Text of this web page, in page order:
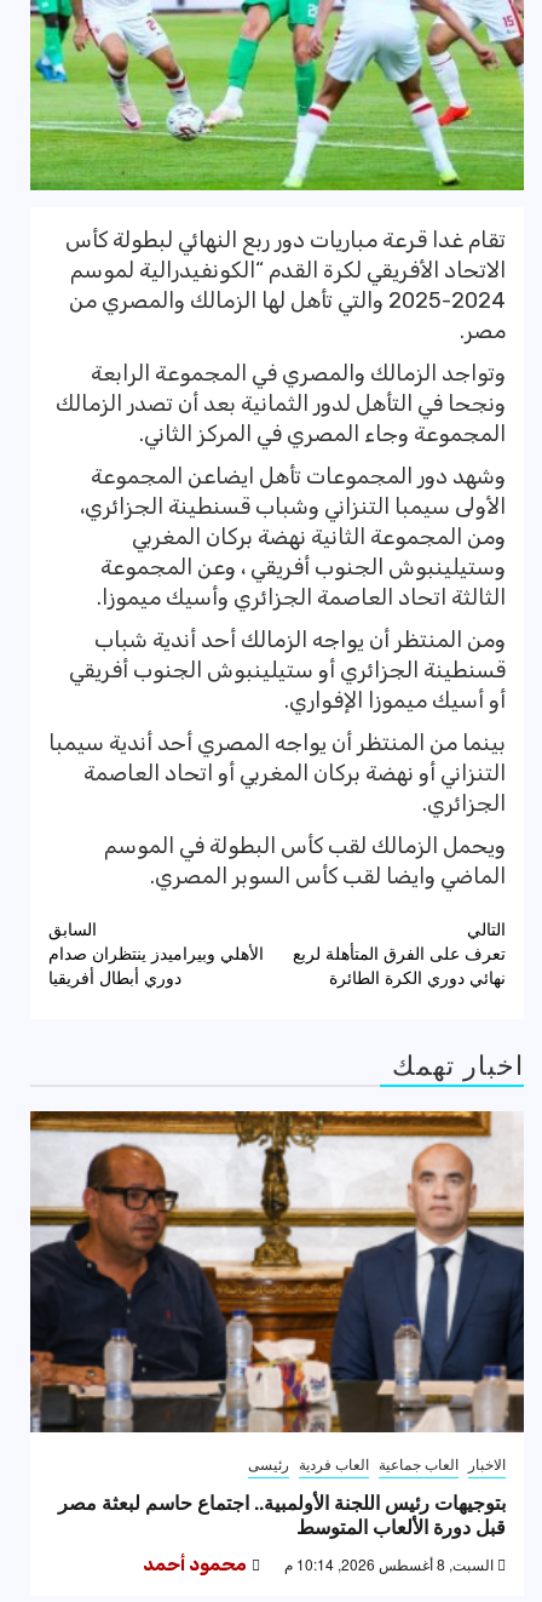
تقام غدا قرعة مباريات دور ربع النهائي لبطولة كأس
الاتحاد الأفريقي لكرة القدم “الكونفيدرالية لموسم
2024-2025 والتي تأهل لها الزمالك والمصري من
مصر.
وتواجد الزمالك والمصري في المجموعة الرابعة
ونجحا في التأهل لدور الثمانية بعد أن تصدر الزمالك
المجموعة وجاء المصري في المركز الثاني.
وشهد دور المجموعات تأهل ايضاعن المجموعة
الأولى سيمبا التنزاني وشباب قسنطينة الجزائري،
ومن المجموعة الثانية نهضة بركان المغربي
وستيلينبوش الجنوب أفريقي ، وعن المجموعة
الثالثة اتحاد العاصمة الجزائري وأسيك ميموزا.
ومن المنتظر أن يواجه الزمالك أحد أندية شباب
قسنطينة الجزائري أو ستيلينبوش الجنوب أفريقي
أو أسيك ميموزا الإفواري.
بينما من المنتظر أن يواجه المصري أحد أندية سيمبا
التنزاني أو نهضة بركان المغربي أو اتحاد العاصمة
الجزائري.
ويحمل الزمالك لقب كأس البطولة في الموسم
الماضي وايضا لقب كأس السوبر المصري.
تصفّح
المقالات
السابق
الأهلي وبيراميدز ينتظران صدام
دوري أبطال أفريقيا
التالي
تعرف على الفرق المتأهلة لربع
نهائي دوري الكرة الطائرة
اخبار تهمك
الاخبار العاب جماعية العاب فردية رئيسى
بتوجيهات رئيس اللجنة الأولمبية.. اجتماع حاسم لبعثة مصر
قبل دورة الألعاب المتوسط
السبت, 8 أغسطس 2026, 10:14 م محمود أحمد